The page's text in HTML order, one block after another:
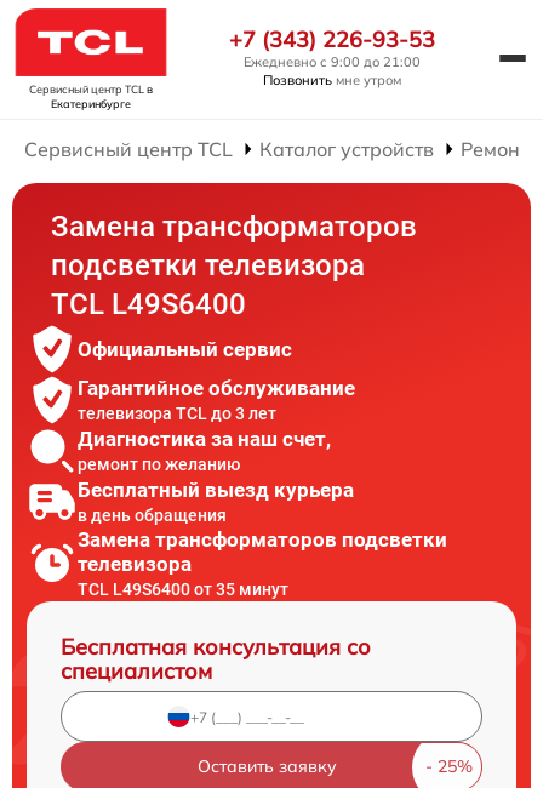
Сервисный центр TCL в
Екатеринбурге
+7 (343) 226-93-53
Ежедневно с 9:00 до 21:00
Позвонить мне утром
Сервисный центр TCL Каталог устройств Ремонт
Замена трансформаторов
подсветки телевизора
TCL L49S6400
Официальный сервис
Гарантийное обслуживание
телевизора TCL до 3 лет
Диагностика за наш счет,
ремонт по желанию
Бесплатный выезд курьера
в день обращения
Замена трансформаторов подсветки
телевизора
TCL L49S6400 от 35 минут
Бесплатная консультация со
специалистом
Оставить заявку